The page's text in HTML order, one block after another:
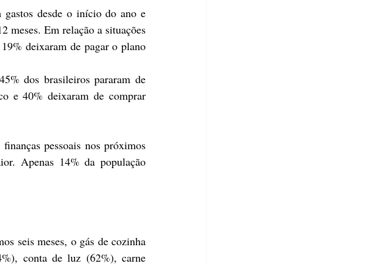
gastos desde o início do ano e
meses. Em relação a situações
deixaram de pagar o plano
dos brasileiros pararam de
e 40% deixaram de comprar
pessoais nos próximos
Apenas 14% da população
seis meses, o gás de cozinha
conta de luz (62%), carne